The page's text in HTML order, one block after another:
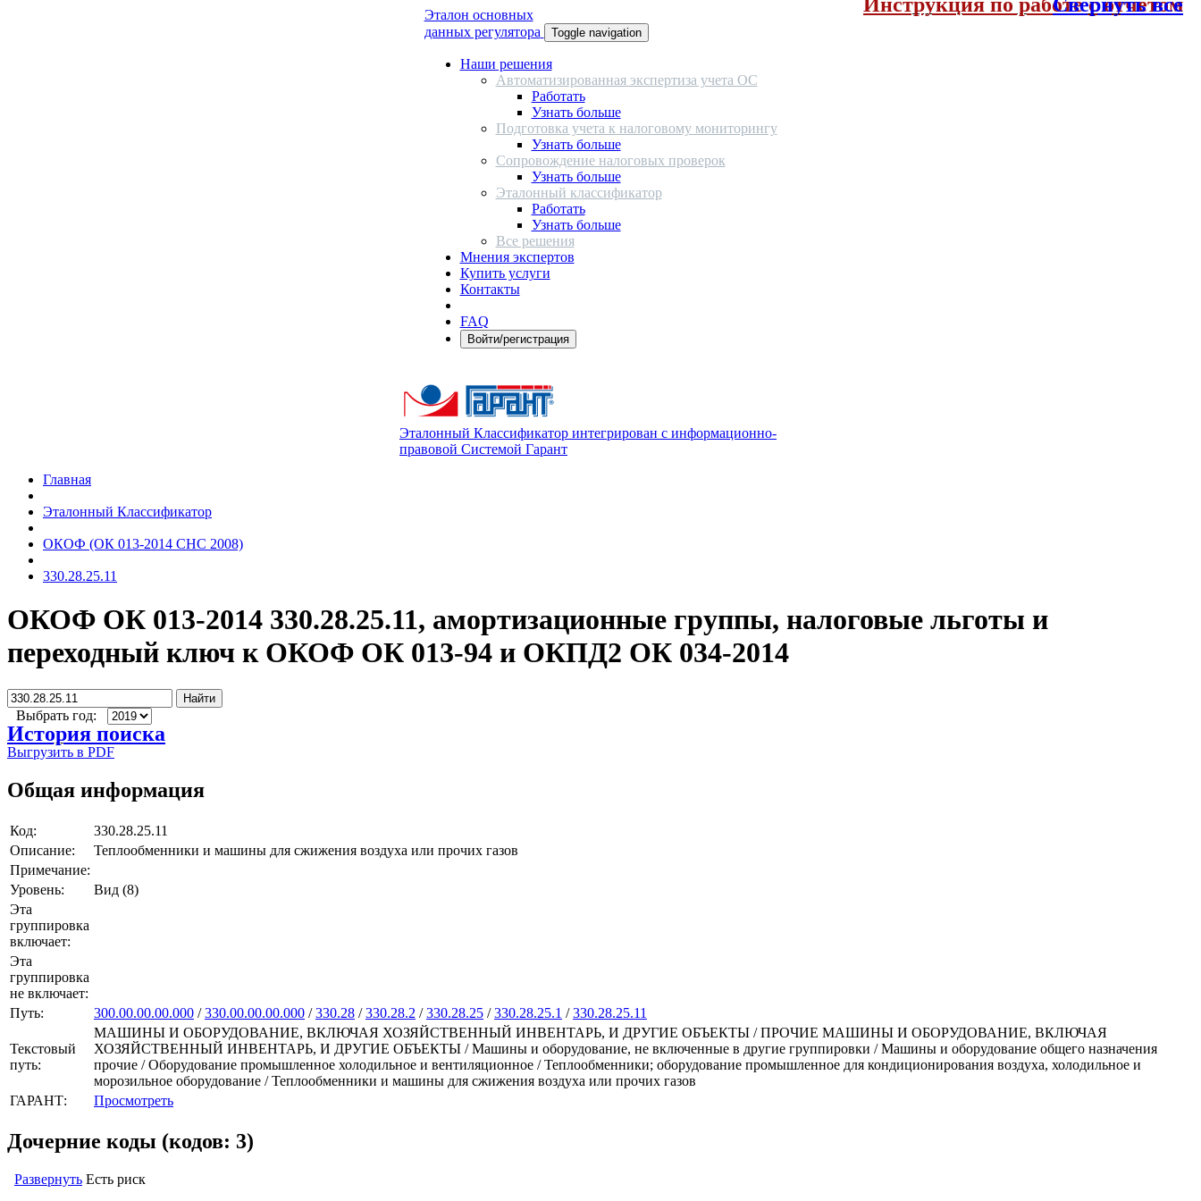
Эталон основных
данных регулятора
Toggle navigation
Наши решения
Автоматизированная экспертиза учета ОС
Работать
Узнать больше
Подготовка учета к налоговому мониторингу
Узнать больше
Сопровождение налоговых проверок
Узнать больше
Эталонный классификатор
Работать
Узнать больше
Все решения
Мнения экспертов
Купить услуги
Контакты
FAQ
Войти/регистрация
Эталонный Классификатор интегрирован с информационно-
правовой Системой Гарант
Главная
Эталонный Классификатор
ОКОФ (ОК 013-2014 СНС 2008)
330.28.25.11
ОКОФ ОК 013-2014 330.28.25.11, амортизационные группы, налоговые льготы и
переходный ключ к ОКОФ ОК 013-94 и ОКПД2 ОК 034-2014
Найти
Выбрать год:
История поиска
Выгрузить в PDF
Общая информация
Код:
330.28.25.11
Описание:
Теплообменники и машины для сжижения воздуха или прочих газов
Примечание:
Уровень:
Вид (8)
Эта
группировка
включает:
Эта
группировка
не включает:
Путь:
300.00.00.00.000 /330.00.00.00.000 /330.28 /330.28.2 /330.28.25 /330.28.25.1 /330.28.25.11
Текстовый
путь:
МАШИНЫ И ОБОРУДОВАНИЕ, ВКЛЮЧАЯ ХОЗЯЙСТВЕННЫЙ ИНВЕНТАРЬ, И ДРУГИЕ ОБЪЕКТЫ / ПРОЧИЕ МАШИНЫ И ОБОРУДОВАНИЕ, ВКЛЮЧАЯ
ХОЗЯЙСТВЕННЫЙ ИНВЕНТАРЬ, И ДРУГИЕ ОБЪЕКТЫ / Машины и оборудование, не включенные в другие группировки / Машины и оборудование общего назначения
прочие / Оборудование промышленное холодильное и вентиляционное / Теплообменники; оборудование промышленное для кондиционирования воздуха, холодильное и
морозильное оборудование / Теплообменники и машины для сжижения воздуха или прочих газов
ГАРАНТ:
Просмотреть
Дочерние коды (кодов: 3)
Развернуть Есть риск